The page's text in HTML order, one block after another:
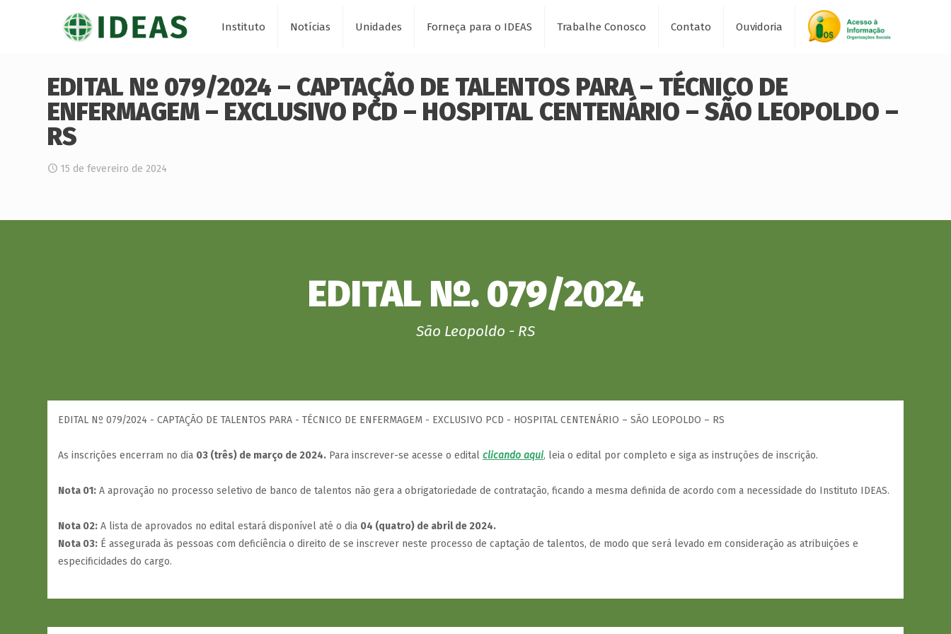
Instituto Notícias Unidades Forneça para o IDEAS Trabalhe Conosco Contato Ouvidoria
EDITAL Nº 079/2024 – CAPTAÇÃO DE TALENTOS PARA – TÉCNICO DE
ENFERMAGEM – EXCLUSIVO PCD – HOSPITAL CENTENÁRIO – SÃO LEOPOLDO –
RS
15 de fevereiro de 2024
EDITAL Nº. 079/2024
São Leopoldo - RS
EDITAL Nº 079/2024 - CAPTAÇÃO DE TALENTOS PARA - TÉCNICO DE ENFERMAGEM - EXCLUSIVO PCD - HOSPITAL CENTENÁRIO – SÃO LEOPOLDO – RS
As inscrições encerram no dia 03 (três) de março de 2024. Para inscrever-se acesse o edital clicando aqui, leia o edital por completo e siga as instruções de inscrição.
Nota 01: A aprovação no processo seletivo de banco de talentos não gera a obrigatoriedade de contratação, ficando a mesma definida de acordo com a necessidade do Instituto IDEAS.
Nota 02: A lista de aprovados no edital estará disponível até o dia 04 (quatro) de abril de 2024.
Nota 03: É assegurada às pessoas com deficiência o direito de se inscrever neste processo de captação de talentos, de modo que será levado em consideração as atribuições e
especificidades do cargo.